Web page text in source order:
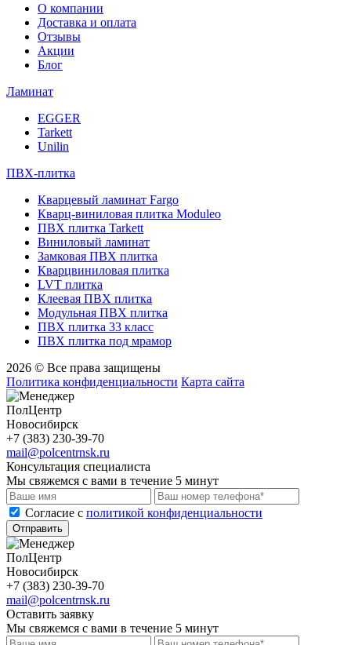
О компании
Доставка и оплата
Отзывы
Акции
Блог
Ламинат
EGGER
Tarkett
Unilin
ПВХ-плитка
Кварцевый ламинат Fargo
Кварц-виниловая плитка Moduleo
ПВХ плитка Tarkett
Виниловый ламинат
Замковая ПВХ плитка
Кварцвиниловая плитка
LVT плитка
Клеевая ПВХ плитка
Модульная ПВХ плитка
ПВХ плитка 33 класс
ПВХ плитка под мрамор
2026 © Все права защищены
Политика конфиденциальности Карта сайта
ПолЦентр
Новосибирск
+7 (383) 230-39-70
mail@polcentrnsk.ru
Консультация специалиста
Мы свяжемся с вами в течение 5 минут
Cогласие с политикой конфиденциальности
Отправить
ПолЦентр
Новосибирск
+7 (383) 230-39-70
mail@polcentrnsk.ru
Оставить заявку
Мы свяжемся с вами в течение 5 минут